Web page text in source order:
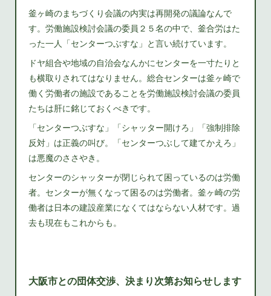
釜ヶ崎のまちづくり会議の内実は再開発の議論なんで
す。労働施設検討会議の委員２５名の中で、釜合労はた
った一人「センターつぶすな」と言い続けています。
ドヤ組合や地域の自治会なんかにセンターを一寸たりと
も横取りされてはなりません。総合センターは釜ヶ崎で
働く労働者の施設であることを労働施設検討会議の委員
たちは肝に銘じておくべきです。
「センターつぶすな」「シャッター開けろ」「強制排除
反対」は正義の叫び。「センターつぶして建てかえろ」
は悪魔のささやき。
センターのシャッターが閉じられて困っているのは労働
者。センターが無くなって困るのは労働者。釜ヶ崎の労
働者は日本の建設産業になくてはならない人材です。過
去も現在もこれからも。
大阪市との団体交渉、決まり次第お知らせします